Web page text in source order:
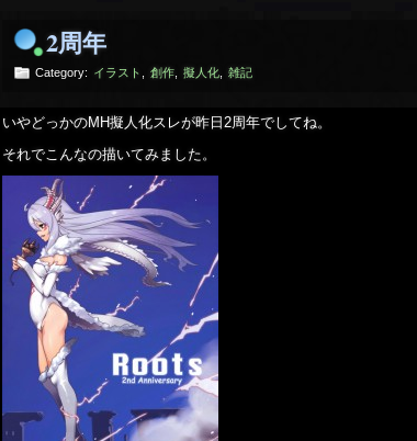
2周年
Category: イラスト 創作 擬人化 雑記
いやどっかのMH擬人化スレが昨日2周年でしてね。
それでこんなの描いてみました。